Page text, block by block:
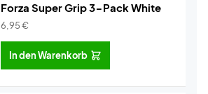
Forza Super Grip 3-Pack White
6,95€
In den Warenkorb